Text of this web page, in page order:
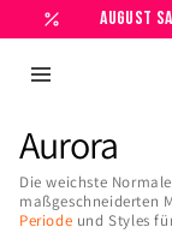
zum
AUGUST
Aurora
Die weichste
maßgeschneiderten
Periode und Styles